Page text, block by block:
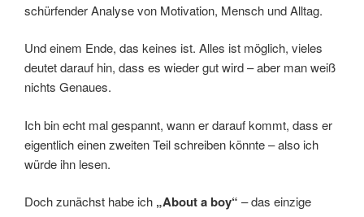
schürfender Analyse von Motivation, Mensch und Alltag.
Und einem Ende, das keines ist. Alles ist möglich, vieles
deutet darauf hin, dass es wieder gut wird – aber man weiß
nichts Genaues.
Ich bin echt mal gespannt, wann er darauf kommt, dass er
eigentlich einen zweiten Teil schreiben könnte – also ich
würde ihn lesen.
Doch zunächst habe ich „About a boy“ – das einzige